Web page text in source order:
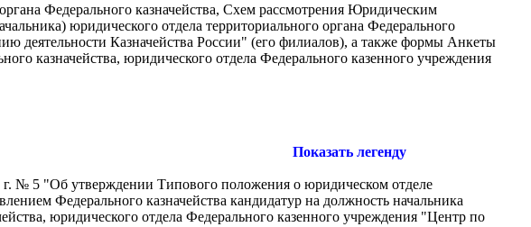
Федерального казначейства, Схем рассмотрения Юридическим
юридического отдела территориального органа Федерального
деятельности Казначейства России" (его филиалов), а также формы Анкеты
казначейства, юридического отдела Федерального казенного учреждения
Показать легенду
г. № 5 "Об утверждении Типового положения о юридическом отделе
Федерального казначейства кандидатур на должность начальника
юридического отдела Федерального казенного учреждения "Центр по